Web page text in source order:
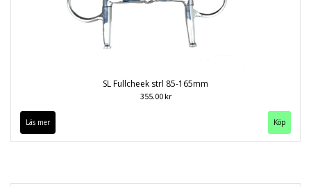
SL Fullcheek strl 85-165mm
355.00 kr
Läs mer Köp